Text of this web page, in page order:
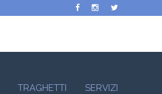
TRAGHETTI SERVIZI